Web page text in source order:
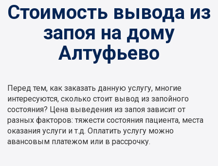
Стоимость вывода из
запоя на дому
Алтуфьево
Перед тем, как заказать данную услугу, многие
интересуются, сколько стоит вывод из запойного
состояния? Цена выведения из запоя зависит от
разных факторов: тяжести состояния пациента, места
оказания услуги и т.д. Оплатить услугу можно
авансовым платежом или в рассрочку.